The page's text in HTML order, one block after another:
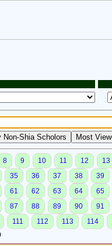
8 9 10 11 12
13
35 36 37 38
39
61 62 63 64
65
87 88 89 90
91
111 112 113
114